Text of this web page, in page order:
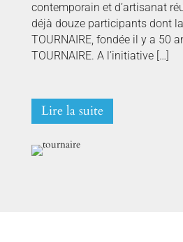
contemporain et d’artisanat
déjà douze participants dont
TOURNAIRE, fondée il y a 50
TOURNAIRE. A l’initiative […]
Lire la suite